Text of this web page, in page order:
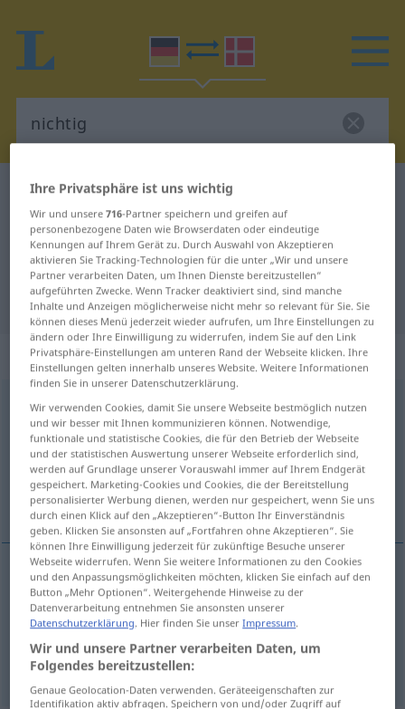
Deutsch-Dänisch Wörterbuch
Deutsch-Dänisch Übersetzung für
"nichtig"
"nichtig" Dänisch Übersetzung
„nichtig“
nichtig
Übersicht aller Übersetzungen
(Für mehr Details die Übersetzung anklicken/antippen)
ugyldig, tom, indholdsløs
ugyldig nichtig
Ihre Privatsphäre ist uns wichtig
Wir und unsere716-Partner speichern und greifen auf
personenbezogene Daten wie Browserdaten oder eindeutige
Kennungen auf Ihrem Gerät zu. Durch Auswahl von Akzeptieren
aktivieren Sie Tracking-Technologien für die unter „Wir und unsere
Partner verarbeiten Daten, um Ihnen Dienste bereitzustellen“
aufgeführten Zwecke. Wenn Tracker deaktiviert sind, sind manche
Inhalte und Anzeigen möglicherweise nicht mehr so relevant für Sie. Sie
können dieses Menü jederzeit wieder aufrufen, um Ihre Einstellungen zu
ändern oder Ihre Einwilligung zu widerrufen, indem Sie auf den Link
Privatsphäre-Einstellungen am unteren Rand der Webseite klicken. Ihre
Einstellungen gelten innerhalb unseres Website. Weitere Informationen
finden Sie in unserer Datenschutzerklärung.
Wir verwenden Cookies, damit Sie unsere Webseite bestmöglich nutzen
und wir besser mit Ihnen kommunizieren können. Notwendige,
funktionale und statistische Cookies, die für den Betrieb der Webseite
und der statistischen Auswertung unserer Webseite erforderlich sind,
werden auf Grundlage unserer Vorauswahl immer auf Ihrem Endgerät
gespeichert. Marketing-Cookies und Cookies, die der Bereitstellung
personalisierter Werbung dienen, werden nur gespeichert, wenn Sie uns
durch einen Klick auf den „Akzeptieren“-Button Ihr Einverständnis
geben. Klicken Sie ansonsten auf „Fortfahren ohne Akzeptieren“. Sie
können Ihre Einwilligung jederzeit für zukünftige Besuche unserer
Webseite widerrufen. Wenn Sie weitere Informationen zu den Cookies
und den Anpassungsmöglichkeiten möchten, klicken Sie einfach auf den
Button „Mehr Optionen“. Weitergehende Hinweise zu der
Datenverarbeitung entnehmen Sie ansonsten unserer
Datenschutzerklärung. Hier finden Sie unserImpressum.
Wir und unsere Partner verarbeiten Daten, um
Folgendes bereitzustellen:
Genaue Geolocation-Daten verwenden. Geräteeigenschaften zur
Identifikation aktiv abfragen. Speichern von und/oder Zugriff auf